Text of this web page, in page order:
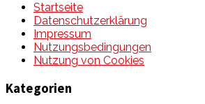
Startseite
Datenschutzerklärung
Impressum
Nutzungsbedingungen
Nutzung von Cookies
Kategorien